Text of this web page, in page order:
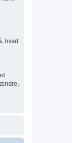
hvad
ændre,